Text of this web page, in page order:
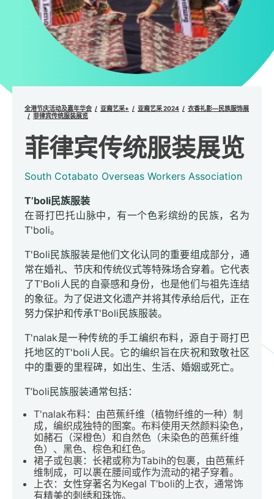
全港节庆活动及嘉年华会 亚裔艺采+ 亚裔艺采 2024
衣香礼影—民族服饰展
菲律宾传统服装展览
菲律宾传统服装展览
South Cotabato Overseas Workers Association
T’boli民族服装
在哥打巴托山脉中，有一个色彩缤纷的民族，名为
T'boli。
T'Boli民族服装是他们文化认同的重要组成部分，通
常在婚礼、节庆和传统仪式等特殊场合穿着。它代表
了T'Boli人民的自豪感和身份，也是他们与祖先连结
的象征。为了促进文化遗产并将其传承给后代，正在
努力保护和传承T'Boli民族服装。
T'nalak是一种传统的手工编织布料，源自于哥打巴
托地区的T'boli人民。它的编织旨在庆祝和致敬社区
中的重要的里程碑，如出生、生活、婚姻或死亡。
T’boli民族服装通常包括：
T'nalak布料：由芭蕉纤维（植物纤维的一种）制
成，编织成独特的图案。布料使用天然颜料染色，
如赭石（深橙色）和自然色（未染色的芭蕉纤维
色）、黑色、棕色和红色。
裙子或包裹：长裙或称为Tabih的包裹，由芭蕉纤
维制成，可以裹在腰间或作为流动的裙子穿着。
上衣：女性穿著名为Kegal T’boli的上衣，通常饰
有精美的刺绣和珠饰。